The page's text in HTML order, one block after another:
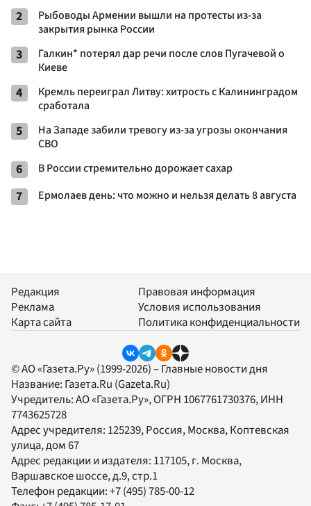
2
Рыбоводы Армении вышли на протесты из-за
закрытия рынка России
3
Галкин* потерял дар речи после слов Пугачевой о
Киеве
4
Кремль переиграл Литву: хитрость с Калининградом
сработала
5
На Западе забили тревогу из-за угрозы окончания
СВО
6 В России стремительно дорожает сахар
7 Ермолаев день: что можно и нельзя делать 8 августа
Редакция
Реклама
Карта сайта
Правовая информация
Условия использования
Политика конфиденциальности
© АО «Газета.Ру» (1999-2026) – Главные новости дня
Название: Газета.Ru (Gazeta.Ru)
Учредитель:АО «Газета.Ру», ОГРН 1067761730376, ИНН
7743625728
Адрес учредителя: 125239, Россия, Москва, Коптевская
улица, дом 67
Адрес редакции и издателя: 117105, г. Москва,
Варшавское шоссе, д.9, стр.1
Телефон редакции:+7 (495) 785-00-12